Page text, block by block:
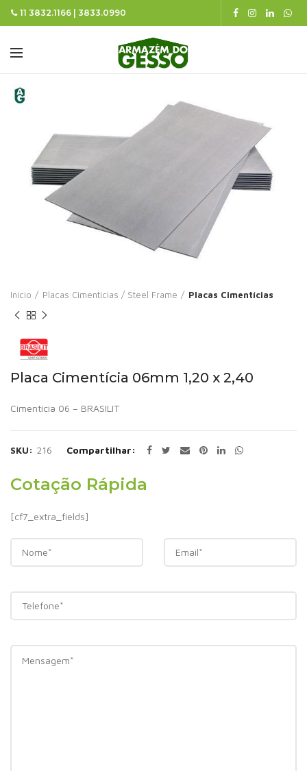
11 3832.1166 | 3833.0990
Início Placas Cimentícias / Steel Frame Placas Cimentícias
Placa Cimentícia 06mm 1,20 x 2,40
Cimentícia 06 – BRASILIT
SKU: 216 Compartilhar
Cotação Rápida
[cf7_extra_fields]